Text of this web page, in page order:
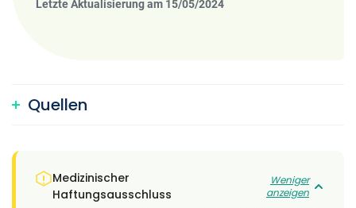
Letzte Aktualisierung am 15/05/2024
Quellen
Medizinischer
Haftungsausschluss
Weniger
anzeigen